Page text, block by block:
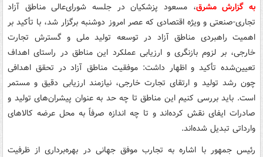
به گزارش مشرق، مسعود پزشکیان در جلسه شورای‌عالی مناطق آزاد
تجاری-صنعتی و ویژه اقتصادی که عصر امروز دوشنبه برگزار شد، با تأکید بر
اهمیت راهبردی مناطق آزاد در توسعه تولید ملی و گسترش تجارت
خارجی، بر لزوم بازنگری و ارزیابی عملکرد این مناطق در راستای اهداف
تعیین‌شده تأکید و اظهار داشت: موفقیت مناطق آزاد در تحقق اهدافی
چون رشد تولید و ارتقای تجارت خارجی، نیازمند ارزیابی دقیق و مستمر
است. باید بررسی کنیم این مناطق تا چه حد به عنوان پیشران‌های تولید و
صادرات ایفای نقش کرده‌اند و تا چه اندازه صرفاً به محل عرضه کالاهای
وارداتی تبدیل شده‌اند.
رئیس جمهور با اشاره به تجارب موفق جهانی در بهره‌برداری از ظرفیت